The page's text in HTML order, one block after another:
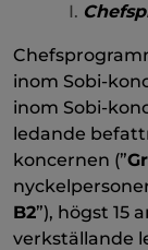
inom Sobi-
inom Sobi-
ledande
koncernen (”
B2”), högst 15
verkställande